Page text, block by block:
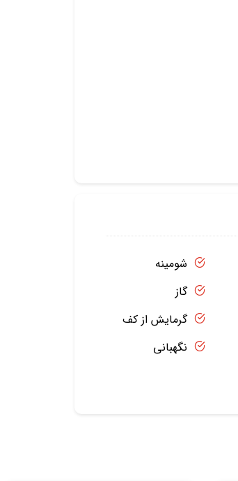
شومینه
گاز
گرمایش از کف
نگهبانی